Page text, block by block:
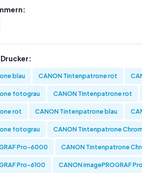
blau CANON Tintenpatrone rot
fotograu CANON Tintenpatrone rot
rot CANON Tintenpatrone blau
fotograu CANON Tintenpatrone
Pro-6000 CANON Tintenpatrone
Pro-6100 CANON imagePROGRAF